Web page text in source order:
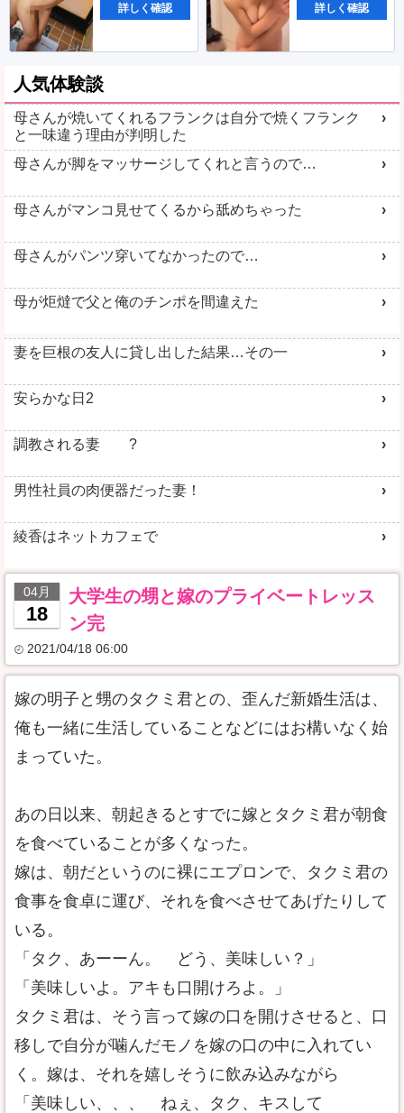
詳しく確認 詳しく確認
人気体験談
母さんが焼いてくれるフランクは自分で焼くフランク
と一味違う理由が判明した
母さんが脚をマッサージしてくれと言うので…
母さんがマンコ見せてくるから舐めちゃった
母さんがパンツ穿いてなかったので…
母が炬燵で父と俺のチンポを間違えた
妻を巨根の友人に貸し出した結果…その一
安らかな日2
調教される妻 ?
男性社員の肉便器だった妻！
綾香はネットカフェで
04月
18
大学生の甥と嫁のプライベートレッス
ン完
2021/04/18 06:00
嫁の明子と甥のタクミ君との、歪んだ新婚生活は、
俺も一緒に生活していることなどにはお構いなく始
まっていた。
あの日以来、朝起きるとすでに嫁とタクミ君が朝食
を食べていることが多くなった。
嫁は、朝だというのに裸にエプロンで、タクミ君の
食事を食卓に運び、それを食べさせてあげたりして
いる。
「タク、あーーん。 どう、美味しい？」
「美味しいよ。アキも口開けろよ。」
タクミ君は、そう言って嫁の口を開けさせると、口
移しで自分が噛んだモノを嫁の口の中に入れてい
く。嫁は、それを嬉しそうに飲み込みながら
「美味しい、、、 ねぇ、タク、キスして